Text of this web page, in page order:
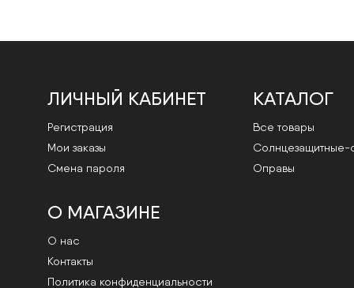
ЛИЧНЫЙ КАБИНЕТ
Регистрация
Мои заказы
Смена пароля
КАТАЛОГ
Все товары
Cолнцезащитные-
Оправы
О МАГАЗИНЕ
О нас
Контакты
Политика конфиденциальности